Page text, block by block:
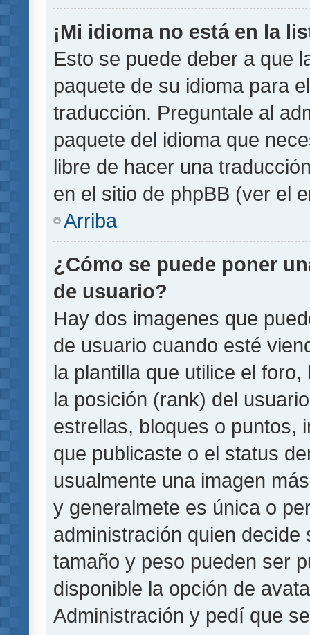
¡Mi idioma no está en la
Esto se puede deber a que
paquete de su idioma para
traducción. Preguntale al
paquete del idioma que
libre de hacer una
en el sitio de phpBB (ver el
Arriba
¿Cómo se puede poner
de usuario?
Hay dos imagenes que
de usuario cuando esté
la plantilla que utilice el
la posición (rank) del
estrellas, bloques o puntos,
que publicaste o el status
usualmente una imagen
y generalmete es única o
administración quien
tamaño y peso pueden ser
disponible la opción de
Administración y pedí que